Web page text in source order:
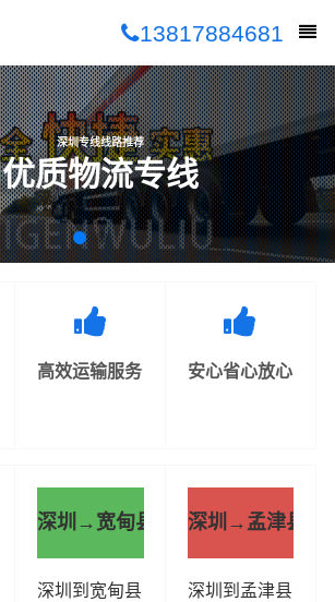
13817884681
深圳专线线路推荐
优质物流专线
高效运输服务 安心省心放心
深圳→宽甸县
深圳到宽甸县
深圳→孟津县
深圳到孟津县